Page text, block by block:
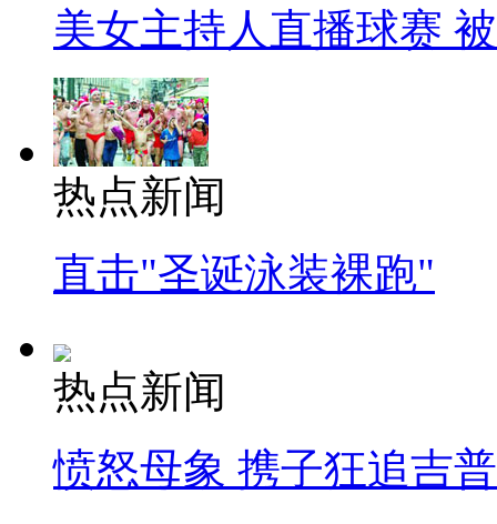
美女主持人直播球赛
热点新闻
直击"圣诞泳装裸跑"
热点新闻
愤怒母象 携子狂追吉